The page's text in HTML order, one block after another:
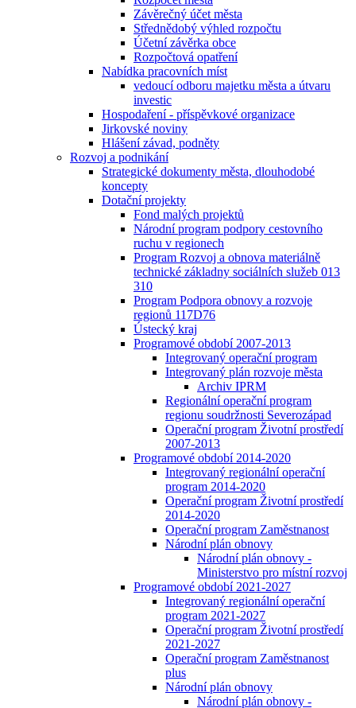
Závěrečný účet města
Střednědobý výhled rozpočtu
Účetní závěrka obce
Rozpočtová opatření
Nabídka pracovních míst
vedoucí odboru majetku města a útvaru
investic
Hospodaření - příspěvkové organizace
Jirkovské noviny
Hlášení závad, podněty
Rozvoj a podnikání
Strategické dokumenty města, dlouhodobé
koncepty
Dotační projekty
Fond malých projektů
Národní program podpory cestovního
ruchu v regionech
Program Rozvoj a obnova materiálně
technické základny sociálních služeb 013
310
Program Podpora obnovy a rozvoje
regionů 117D76
Ústecký kraj
Programové období 2007-2013
Integrovaný operační program
Integrovaný plán rozvoje města
Archiv IPRM
Regionální operační program
regionu soudržnosti Severozápad
Operační program Životní prostředí
2007-2013
Programové období 2014-2020
Integrovaný regionální operační
program 2014-2020
Operační program Životní prostředí
2014-2020
Operační program Zaměstnanost
Národní plán obnovy
Národní plán obnovy -
Ministerstvo pro místní rozvoj
Programové období 2021-2027
Integrovaný regionální operační
program 2021-2027
Operační program Životní prostředí
2021-2027
Operační program Zaměstnanost
plus
Národní plán obnovy
Národní plán obnovy -